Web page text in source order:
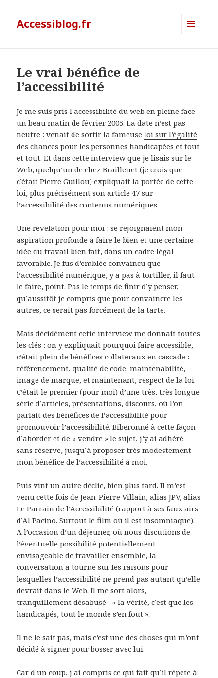
Accessiblog.fr
Le vrai bénéfice de
l’accessibilité
Je me suis pris l’accessibilité du web en pleine face
un beau matin de février 2005. La date n’est pas
neutre : venait de sortir la fameuseloi sur l’égalité
des chances pour les personnes handicapées et tout
et tout. Et dans cette interview que je lisais sur le
Web, quelqu’un de chez Braillenet (je crois que
c’était Pierre Guillou) expliquait la portée de cette
loi, plus précisément son article 47 sur
l’accessibilité des contenus numériques.
Une révélation pour moi : se rejoignaient mon
aspiration profonde à faire le bien et une certaine
idée du travail bien fait, dans un cadre légal
favorable. Je fus d’emblée convaincu que
l’accessibilité numérique, y a pas à tortiller, il faut
le faire, point. Pas le temps de finir d’y penser,
qu’aussitôt je compris que pour convaincre les
autres, ce serait pas forcément de la tarte.
Mais décidément cette interview me donnait toutes
les clés : on y expliquait pourquoi faire accessible,
c’était plein de bénéfices collatéraux en cascade :
référencement, qualité de code, maintenabilité,
image de marque, et maintenant, respect de la loi.
C’était le premier (pour moi) d’une très, très longue
série d’articles, présentations, discours, où l’on
parlait des bénéfices de l’accessibilité pour
promouvoir l’accessibilité. Biberonné à cette façon
d’aborder et de « vendre » le sujet, j’y ai adhéré
sans réserve, jusqu’à proposer très modestement
mon bénéfice de l’accessibilité à moi.
Puis vint un autre déclic, bien plus tard. Il m’est
venu cette fois de Jean-Pierre Villain, alias JPV, alias
Le Parrain de l’Accessibilité (rapport à ses faux airs
d’Al Pacino. Surtout le film où il est insomniaque).
A l’occasion d’un déjeuner, où nous discutions de
l’éventuelle possibilité potentiellement
envisageable de travailler ensemble, la
conversation a tourné sur les raisons pour
lesquelles l’accessibilité ne prend pas autant qu’elle
devrait dans le Web. Il me sort alors,
tranquillement désabusé : «la vérité, c’est que les
handicapés, tout le monde s’en fout ».
Il ne le sait pas, mais c’est une des choses qui m’ont
décidé à signer pour bosser avec lui.
Car d’un coup, j’ai compris ce qui fait qu’il répète à